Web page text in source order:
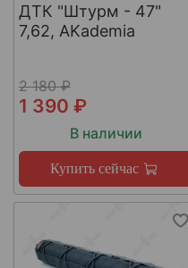
ДТК "Штурм - 47"
7,62, AKademia
2 180 ₽
1 390 ₽
В наличии
Купить сейчас